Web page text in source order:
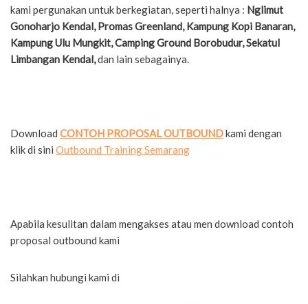
kami pergunakan untuk berkegiatan, seperti halnya : Nglimut
Gonoharjo Kendal, Promas Greenland, Kampung Kopi Banaran,
Kampung Ulu Mungkit, Camping Ground Borobudur, Sekatul
Limbangan Kendal,dan lain sebagainya.
Download CONTOH PROPOSAL OUTBOUNDkami dengan
klik di sini Outbound Training Semarang
Apabila kesulitan dalam mengakses atau men download contoh
proposal outbound kami
Silahkan hubungi kami di